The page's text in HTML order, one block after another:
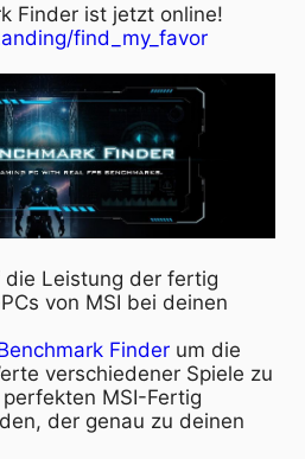
Finder ist jetzt online!
find_my_favor
Leistung der fertig
von MSI bei deinen
Finder um die
verschiedener Spiele zu
MSI-Fertig
der genau zu deinen